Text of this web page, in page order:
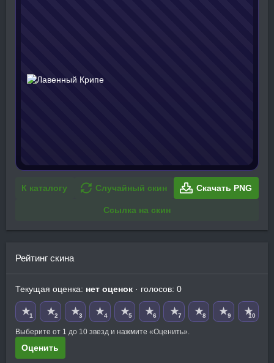
К каталогу Случайный скин Скачать PNG
Ссылка на скин
Рейтинг скина
Текущая оценка: нет оценок · голосов: 0
★1 ★2 ★3 ★4 ★5 ★6 ★7 ★8 ★9 ★10
Выберите от 1 до 10 звезд и нажмите «Оценить».
Оценить